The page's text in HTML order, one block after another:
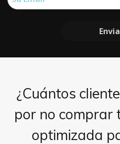
¿Cuántos
por no comprar
optimizada